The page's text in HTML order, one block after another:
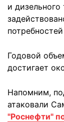
и
Годовой
достигает
Напомним,
атаковали
"Роснефти"